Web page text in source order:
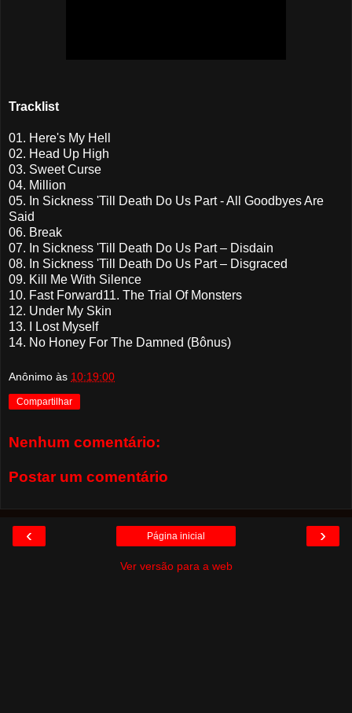
Tracklist
01. Here's My Hell
02. Head Up High
03. Sweet Curse
04. Million
05. In Sickness 'Till Death Do Us Part - All Goodbyes Are
Said
06. Break
07. In Sickness 'Till Death Do Us Part – Disdain
08. In Sickness 'Till Death Do Us Part – Disgraced
09. Kill Me With Silence
10. Fast Forward11. The Trial Of Monsters
12. Under My Skin
13. I Lost Myself
14. No Honey For The Damned (Bônus)
Anônimo às 10:19:00
Compartilhar
Nenhum comentário:
Postar um comentário
‹ ›
Página inicial
Ver versão para a web